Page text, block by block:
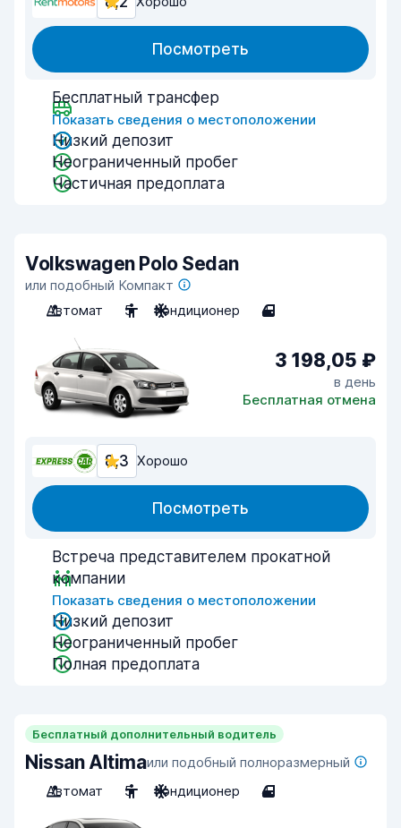
Посмотреть
Бесплатный трансфер
Показать сведения о местоположении
Низкий депозит
Неограниченный пробег
Частичная предоплата
Volkswagen Polo Sedan
или подобный Компакт
Автомат
5 Кондиционер 4
3 198,05 ₽
в день
Бесплатная отмена
8,3 Хорошо
Посмотреть
Встреча представителем прокатной
компании
Показать сведения о местоположении
Низкий депозит
Неограниченный пробег
Полная предоплата
Бесплатный дополнительный водитель
Nissan Altimaили подобный полноразмерный
Автомат
5 Кондиционер 4